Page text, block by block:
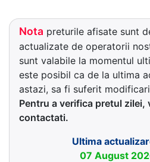
Nota preturile afisate sunt
actualizate de operatorii
sunt valabile la momentul
este posibil ca de la ultima
astazi, sa fi suferit
Pentru a verifica pretul zilei,
contactati.
Ultima
07 August